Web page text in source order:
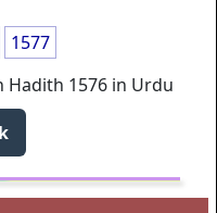
1577
Hadith 1576 in Urdu